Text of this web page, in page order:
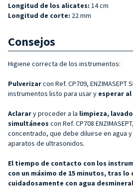
Longitud de los alicates: 14 cm
Longitud de corte: 22 mm
Consejos
Higiene correcta de los instrumentos:
Pulverizarcon Ref. CP709, ENZIMASEPT
instrumentos listo para usar y esperar
Aclarary proceder a la limpieza,
simultáneos con Ref. CP708
concentrado, que debe diluirse en agua
aparatos de ultrasonidos.
El tiempo de contacto con los
con un máximo de 15 minutos, tras lo
cuidadosamente con agua